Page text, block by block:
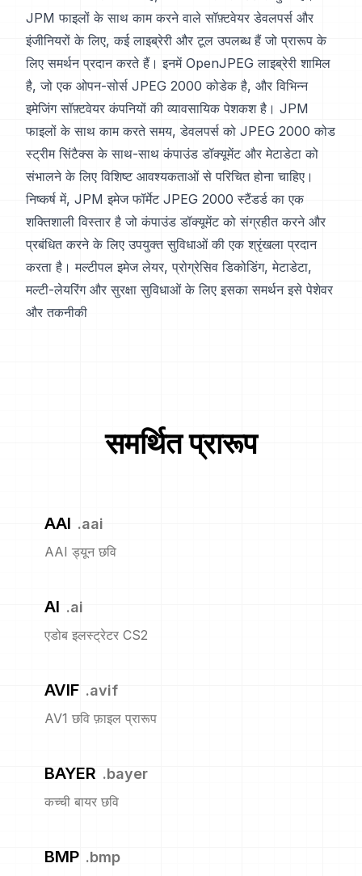
JPM फाइलों के साथ काम करने वाले सॉफ़्टवेयर डेवलपर्स और
इंजीनियरों के लिए, कई लाइब्रेरी और टूल उपलब्ध हैं जो प्रारूप के
लिए समर्थन प्रदान करते हैं। इनमें OpenJPEG लाइब्रेरी शामिल
है, जो एक ओपन-सोर्स JPEG 2000 कोडेक है, और विभिन्न
इमेजिंग सॉफ़्टवेयर कंपनियों की व्यावसायिक पेशकश है। JPM
फाइलों के साथ काम करते समय, डेवलपर्स को JPEG 2000 कोड
स्ट्रीम सिंटैक्स के साथ-साथ कंपाउंड डॉक्यूमेंट और मेटाडेटा को
संभालने के लिए विशिष्ट आवश्यकताओं से परिचित होना चाहिए।
निष्कर्ष में, JPM इमेज फॉर्मेट JPEG 2000 स्टैंडर्ड का एक
शक्तिशाली विस्तार है जो कंपाउंड डॉक्यूमेंट को संग्रहीत करने और
प्रबंधित करने के लिए उपयुक्त सुविधाओं की एक श्रृंखला प्रदान
करता है। मल्टीपल इमेज लेयर, प्रोग्रेसिव डिकोडिंग, मेटाडेटा,
मल्टी-लेयरिंग और सुरक्षा सुविधाओं के लिए इसका समर्थन इसे पेशेवर
और तकनीकी
समर्थित प्रारूप
AAI .aai
AAI ड्यून छवि
AI .ai
एडोब इलस्ट्रेटर CS2
AVIF .avif
AV1 छवि फ़ाइल प्रारूप
BAYER .bayer
कच्ची बायर छवि
BMP .bmp